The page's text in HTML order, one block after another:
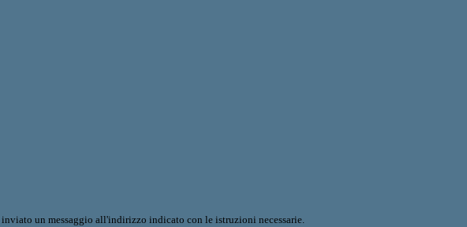
inviato un messaggio all'indirizzo indicato con le istruzioni necessarie.